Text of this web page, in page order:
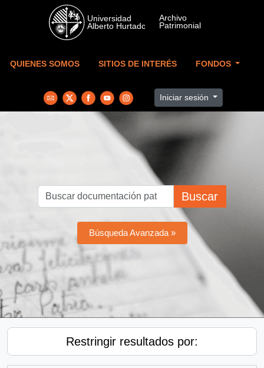
Skip to main content
QUIENES SOMOS SITIOS DE INTERÉS FONDOS
Iniciar sesión
Buscar
Búsqueda Avanzada »
Restringir resultados por: